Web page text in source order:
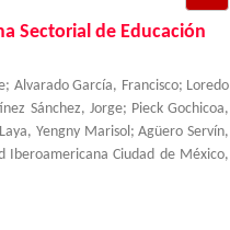
Sectorial de Educación
; Alvarado García, Francisco; Loredo
Sánchez, Jorge; Pieck Gochicoa,
Yengny Marisol ;Agüero Servín,
Iberoamericana Ciudad de México,